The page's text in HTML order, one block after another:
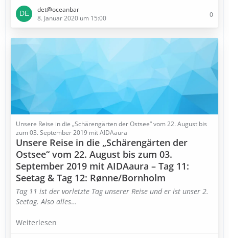
det@oceanbar
8. Januar 2020 um 15:00
0
Unsere Reise in die „Schärengärten der Ostsee“ vom 22. August bis
zum 03. September 2019 mit AIDAaura
Unsere Reise in die „Schärengärten der
Ostsee“ vom 22. August bis zum 03.
September 2019 mit AIDAaura – Tag 11:
Seetag & Tag 12: Rønne/Bornholm
Tag 11 ist der vorletzte Tag unserer Reise und er ist unser 2.
Seetag. Also alles…
Weiterlesen